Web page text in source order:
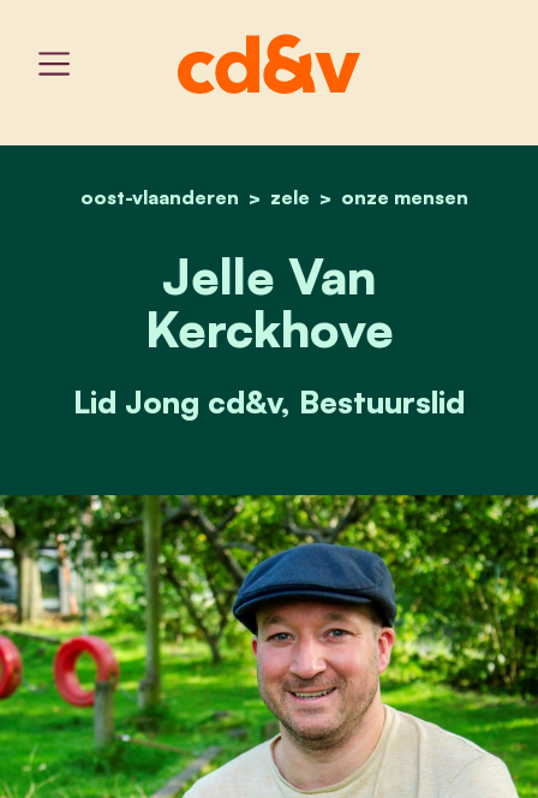
home
oost-vlaanderen zele onze mensen
jelle van kerckhove
Jelle Van
Kerckhove
Lid Jong cd&v, Bestuurslid